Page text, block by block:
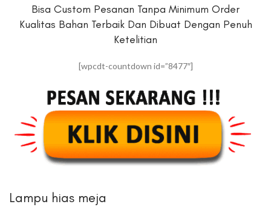
Bisa Custom Pesanan Tanpa Minimum Order
Kualitas Bahan Terbaik Dan Dibuat Dengan Penuh
Ketelitian
[wpcdt-countdown id=”8477″]
Lampu hias meja